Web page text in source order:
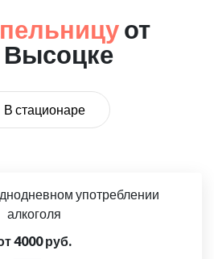
от
Высоцке
В стационаре
употреблении
алкоголя
4000 руб.